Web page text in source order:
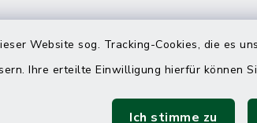
Website sog. Tracking-Cookies, die es
Ihre erteilte Einwilligung hierfür können
Ich stimme zu
direkte telefonische
Durchwahl
Montag - Donnerstag